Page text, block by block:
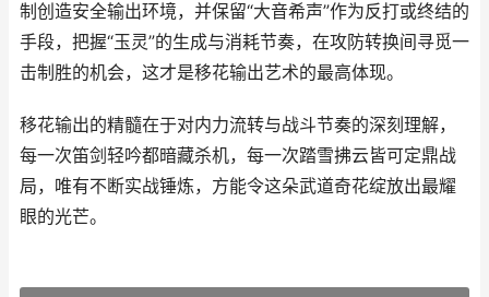
制创造安全输出环境，并保留“大音希声”作为反打或终结的
手段，把握“玉灵”的生成与消耗节奏，在攻防转换间寻觅一
击制胜的机会，这才是移花输出艺术的最高体现。
移花输出的精髓在于对内力流转与战斗节奏的深刻理解，
每一次笛剑轻吟都暗藏杀机，每一次踏雪拂云皆可定鼎战
局，唯有不断实战锤炼，方能令这朵武道奇花绽放出最耀
眼的光芒。